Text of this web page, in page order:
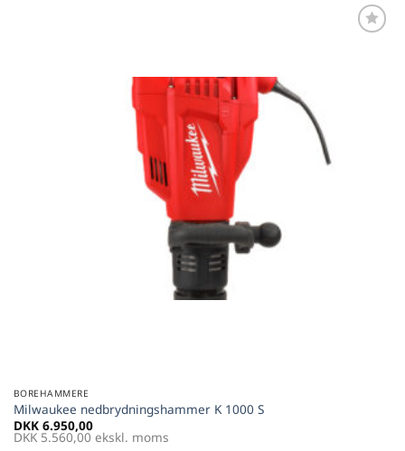
BOREHAMMERE
Milwaukee nedbrydningshammer K 1000 S
DKK 6.950,00
DKK 5.560,00 ekskl. moms